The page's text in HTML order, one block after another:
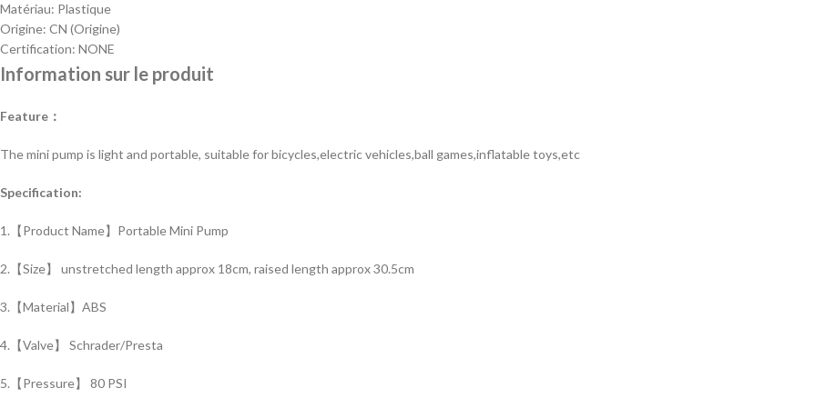
Matériau: Plastique
Origine: CN (Origine)
Certification: NONE
Information sur le produit
Feature：
The mini pump is light and portable, suitable for bicycles,electric vehicles,ball games,inflatable toys,etc
Specification:
1.【Product Name】Portable Mini Pump
2.【Size】 unstretched length approx 18cm, raised length approx 30.5cm
3.【Material】ABS
4.【Valve】 Schrader/Presta
5.【Pressure】 80 PSI